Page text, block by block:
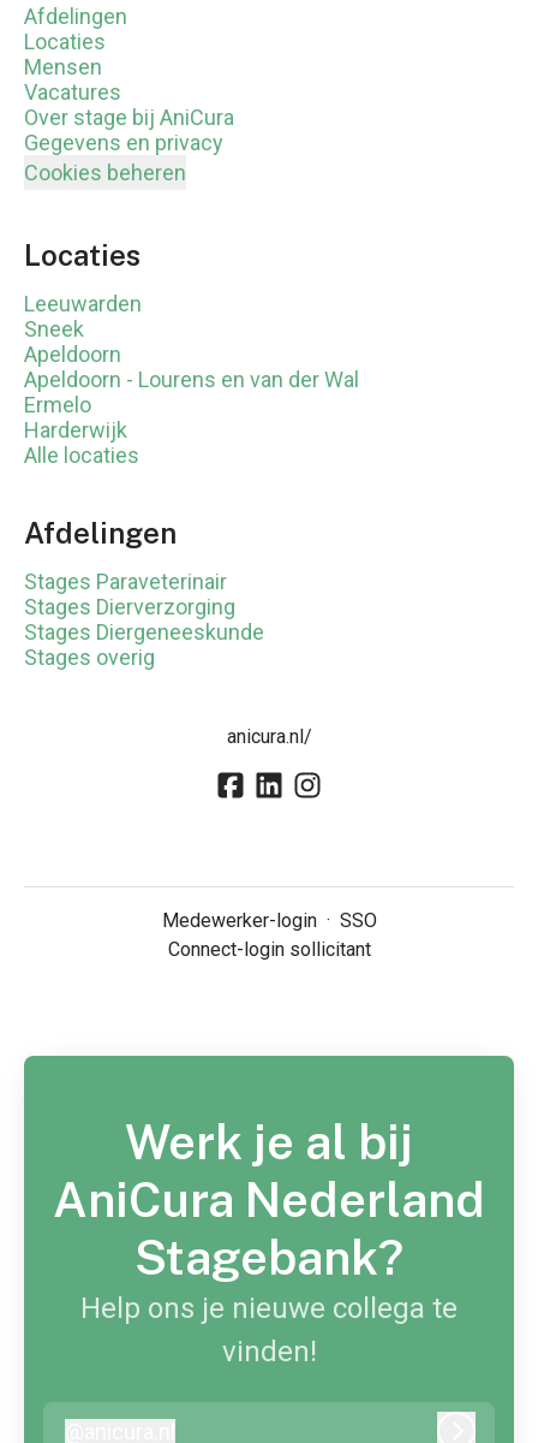
Afdelingen
Locaties
Mensen
Vacatures
Over stage bij AniCura
Gegevens en privacy
Cookies beheren
Locaties
Leeuwarden
Sneek
Apeldoorn
Apeldoorn - Lourens en van der Wal
Ermelo
Harderwijk
Alle locaties
Afdelingen
Stages Paraveterinair
Stages Dierverzorging
Stages Diergeneeskunde
Stages overig
anicura.nl/
Medewerker-login · SSO
Connect-login sollicitant
Werk je al bij
AniCura Nederland
Stagebank?
Help ons je nieuwe collega te
vinden!